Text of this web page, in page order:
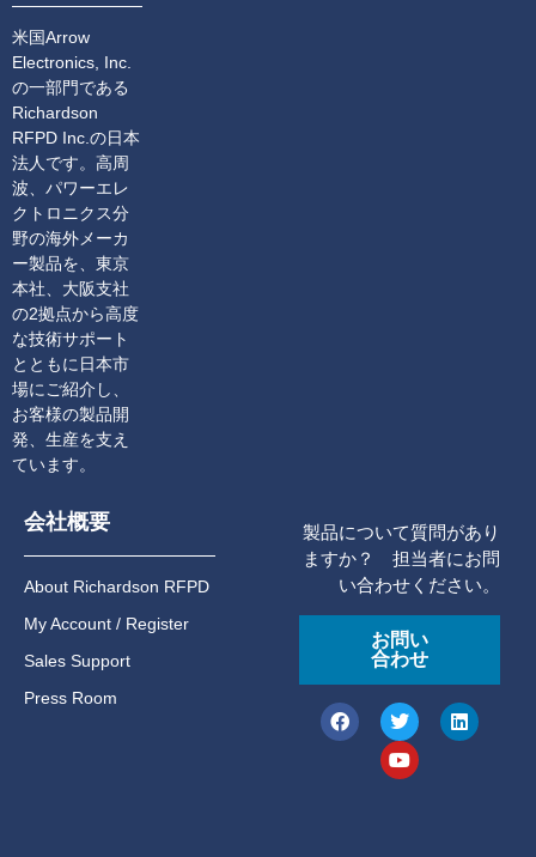
米国Arrow
Electronics, Inc.
の一部門である
Richardson
RFPD Inc.の日本
法人です。高周
波、パワーエレ
クトロニクス分
野の海外メーカ
ー製品を、東京
本社、大阪支社
の2拠点から高度
な技術サポート
とともに日本市
場にご紹介し、
お客様の製品開
発、生産を支え
ています。
会社概要
About Richardson RFPD
My Account / Register
Sales Support
Press Room
製品について質問があり
ますか？ 担当者にお問
い合わせください。
お問い
合わせ